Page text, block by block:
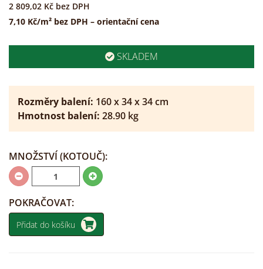
2 809,02 Kč bez DPH
7,10 Kč/m² bez DPH – orientační cena
SKLADEM
Rozměry balení: 160x34x34cm
Hmotnost balení: 28.90 kg
MNOŽSTVÍ (KOTOUČ):
POKRAČOVAT:
Přidat do košíku